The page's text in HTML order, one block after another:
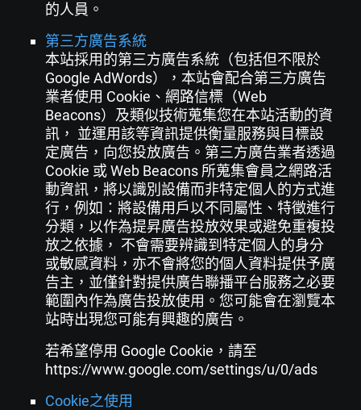
的人員。
第三方廣告系統
本站採用的第三方廣告系統（包括但不限於
Google AdWords），本站會配合第三方廣告
業者使用 Cookie、網路信標（Web
Beacons）及類似技術蒐集您在本站活動的資
訊， 並運用該等資訊提供衡量服務與目標設
定廣告，向您投放廣告。第三方廣告業者透過
Cookie 或 Web Beacons 所蒐集會員之網路活
動資訊，將以識別設備而非特定個人的方式進
行，例如：將設備用戶以不同屬性、特徵進行
分類，以作為提昇廣告投放效果或避免重複投
放之依據， 不會需要辨識到特定個人的身分
或敏感資料，亦不會將您的個人資料提供予廣
告主，並僅針對提供廣告聯播平台服務之必要
範圍內作為廣告投放使用。您可能會在瀏覽本
站時出現您可能有興趣的廣告。
若希望停用 Google Cookie，請至
https://www.google.com/settings/u/0/ads
Cookie之使用